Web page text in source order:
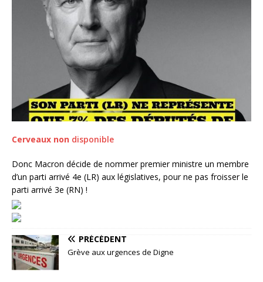
Cerveaux non disponible
Donc Macron décide de nommer premier ministre un membre
d’un parti arrivé 4e (LR) aux législatives, pour ne pas froisser le
parti arrivé 3e (RN) !
PRÉCÉDENT
Grève aux urgences de Digne